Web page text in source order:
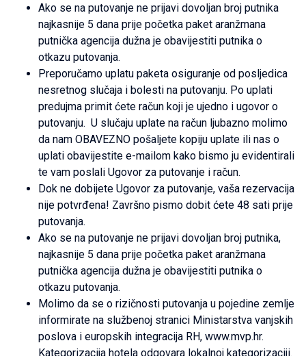
Ako se na putovanje ne prijavi dovoljan broj putnika
najkasnije 5 dana prije početka paket aranžmana
putnička agencija dužna je obavijestiti putnika o
otkazu putovanja.
Preporučamo uplatu paketa osiguranje od posljedica
nesretnog slučaja i bolesti na putovanju. Po uplati
predujma primit ćete račun koji je ujedno i ugovor o
putovanju. U slučaju uplate na račun ljubazno molimo
da nam OBAVEZNO pošaljete kopiju uplate ili nas o
uplati obavijestite e-mailom kako bismo ju evidentirali
te vam poslali Ugovor za putovanje i račun.
Dok ne dobijete Ugovor za putovanje, vaša rezervacija
nije potvrđena! Završno pismo dobit ćete 48 sati prije
putovanja.
Ako se na putovanje ne prijavi dovoljan broj putnika,
najkasnije 5 dana prije početka paket aranžmana
putnička agencija dužna je obavijestiti putnika o
otkazu putovanja.
Molimo da se o rizičnosti putovanja u pojedine zemlje
informirate na službenoj stranici Ministarstva vanjskih
poslova i europskih integracija RH, www.mvp.hr.
Kategorizacija hotela odgovara lokalnoj kategorizaciji.